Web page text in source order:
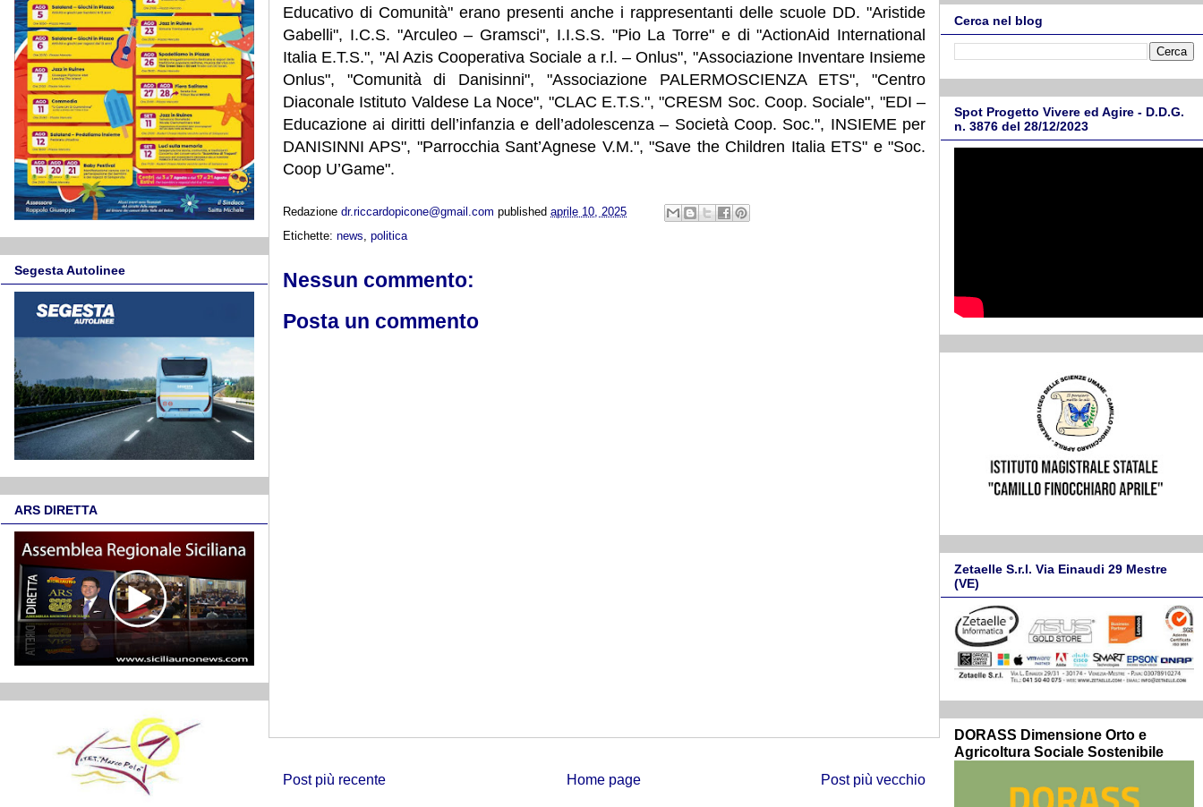
Educativo di Comunità" erano presenti anche i rappresentanti delle scuole DD. "Aristide
Gabelli", I.C.S. "Arculeo – Gramsci", I.I.S.S. "Pio La Torre" e di "ActionAid International
Italia E.T.S.", "Al Azis Cooperativa Sociale a r.l. – Onlus", "Associazione Inventare Insieme
Onlus", "Comunità di Danisinni", "Associazione PALERMOSCIENZA ETS", "Centro
Diaconale Istituto Valdese La Noce", "CLAC E.T.S.", "CRESM Soc. Coop. Sociale", "EDI –
Educazione ai diritti dell’infanzia e dell’adolescenza – Società Coop. Soc.", INSIEME per
DANISINNI APS", "Parrocchia Sant’Agnese V.M.", "Save the Children Italia ETS" e "Soc.
Coop U’Game".
Redazione dr.riccardopicone@gmail.com published aprile 10, 2025
Etichette: news politica
Nessun commento:
Posta un commento
Post più recente Post più vecchio
Home page
Segesta Autolinee
ARS DIRETTA
Cerca nel blog
Spot Progetto Vivere ed Agire - D.D.G.
n. 3876 del 28/12/2023
Zetaelle S.r.l. Via Einaudi 29 Mestre
(VE)
DORASS Dimensione Orto e
Agricoltura Sociale Sostenibile